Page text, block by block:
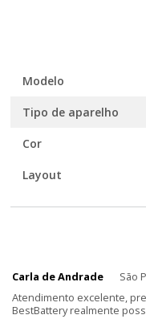
Modelo
Tipo de aparelho
Cor
Layout
Carla de Andrade
São
Atendimento excelente,
BestBattery realmente